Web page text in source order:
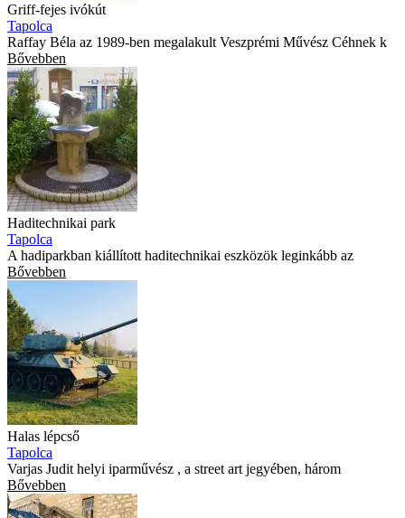
Griff-fejes ivókút
Tapolca
Raffay Béla az 1989-ben megalakult Veszprémi Művész Céhnek k
Bővebben
Haditechnikai park
Tapolca
A hadiparkban kiállított haditechnikai eszközök leginkább az
Bővebben
Halas lépcső
Tapolca
Varjas Judit helyi iparművész , a street art jegyében, három
Bővebben